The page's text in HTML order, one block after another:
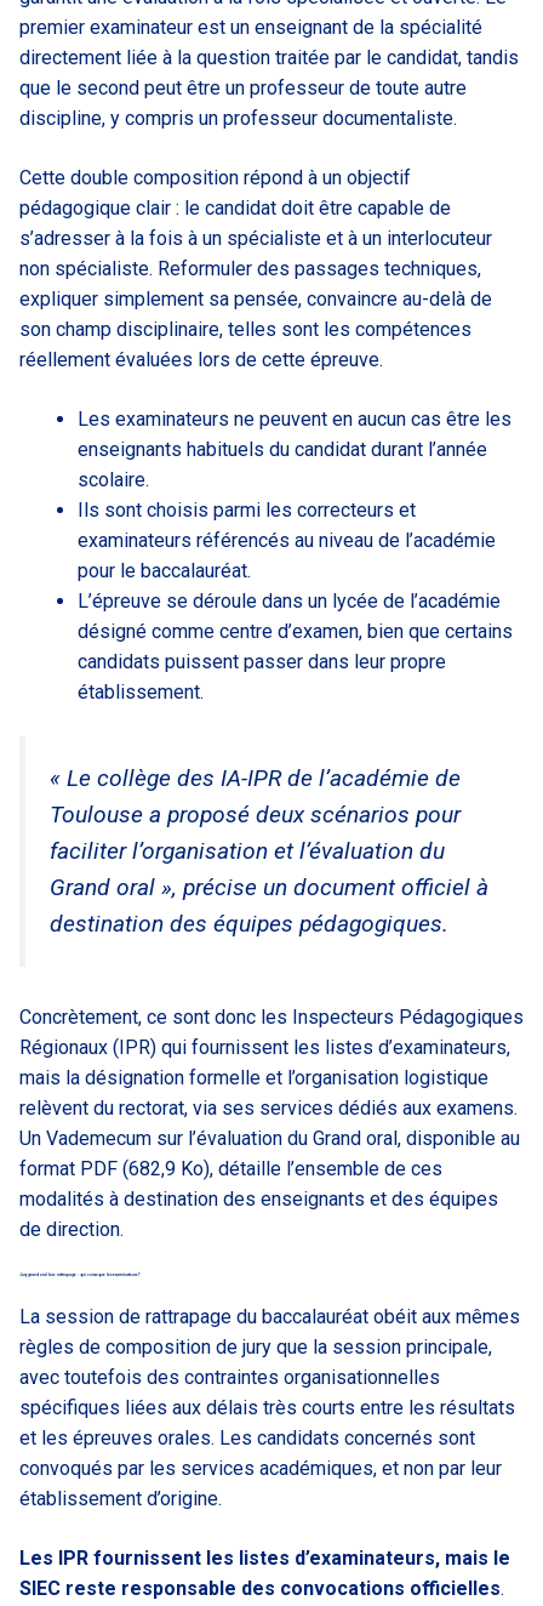
premier examinateur est un enseignant de la spécialité
directement liée à la question traitée par le candidat, tandis
que le second peut être un professeur de toute autre
discipline, y compris un professeur documentaliste.
Cette double composition répond à un objectif
pédagogique clair : le candidat doit être capable de
s’adresser à la fois à un spécialiste et à un interlocuteur
non spécialiste. Reformuler des passages techniques,
expliquer simplement sa pensée, convaincre au-delà de
son champ disciplinaire, telles sont les compétences
réellement évaluées lors de cette épreuve.
Les examinateurs ne peuvent en aucun cas être les
enseignants habituels du candidat durant l’année
scolaire.
Ils sont choisis parmi les correcteurs et
examinateurs référencés au niveau de l’académie
pour le baccalauréat.
L’épreuve se déroule dans un lycée de l’académie
désigné comme centre d’examen, bien que certains
candidats puissent passer dans leur propre
établissement.
« Le collège des IA-IPR de l’académie de
Toulouse a proposé deux scénarios pour
faciliter l’organisation et l’évaluation du
Grand oral », précise un document officiel à
destination des équipes pédagogiques.
Concrètement, ce sont donc les Inspecteurs Pédagogiques
Régionaux (IPR) qui fournissent les listes d’examinateurs,
mais la désignation formelle et l’organisation logistique
relèvent du rectorat, via ses services dédiés aux examens.
Un Vademecum sur l’évaluation du Grand oral, disponible au
format PDF (682,9 Ko), détaille l’ensemble de ces
modalités à destination des enseignants et des équipes
de direction.
Jury grand oral bac rattrapage : qui convoque les examinateurs ?
La session de rattrapage du baccalauréat obéit aux mêmes
règles de composition de jury que la session principale,
avec toutefois des contraintes organisationnelles
spécifiques liées aux délais très courts entre les résultats
et les épreuves orales. Les candidats concernés sont
convoqués par les services académiques, et non par leur
établissement d’origine.
Les IPR fournissent les listes d’examinateurs, mais le
SIEC reste responsable des convocations officielles.